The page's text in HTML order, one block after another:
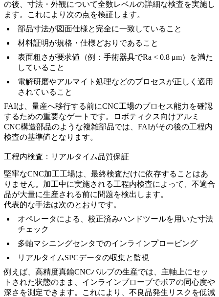
の後、寸法・外観について全数レベルの詳細な検査を実施し
ます。これにより次の点を検証します。
部品寸法が図面仕様と完全に一致していること
材料証明が規格・仕様どおりであること
表面粗さが要求値（例：手術器具でRa < 0.8 μm）を満た
していること
電解研磨やアルマイト処理などのプロセスが正しく適用
されていること
FAIは、量産へ移行する前にCNC工場のプロセス能力を確認
するための重要なゲートです。
ロボティクス向けアルミ
CNC構造部品のような複雑部品では、FAIがその後の工程内
検査の基準値となります。
工程内検査：リアルタイム品質保証
堅牢なCNC加工工場は、最終検査だけに依存することはあ
りません。加工中に実施される工程内検査によって、不適合
品が大量に生産される前に問題を検出します。
代表的な手法は次のとおりです。
オペレータによる、校正済みハンドツールを用いた寸法
チェック
多軸マシニングセンタでのインラインプロービング
リアルタイムSPCデータの収集と監視
例えば、 高精度真鍮CNCバルブの生産では、主軸上にセッ
トされた状態のまま、インラインプローブでボアの同心度や
深さを測定できます。これにより、不良品発生リスクを低減